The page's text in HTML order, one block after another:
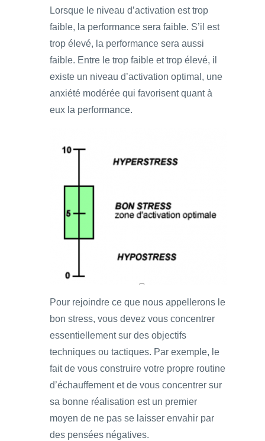
Lorsque le niveau d’activation est trop
faible, la performance sera faible. S’il est
trop élevé, la performance sera aussi
faible. Entre le trop faible et trop élevé, il
existe un niveau d’activation optimal, une
anxiété modérée qui favorisent quant à
eux la performance.
Pour rejoindre ce que nous appellerons le
bon stress, vous devez vous concentrer
essentiellement sur des objectifs
techniques ou tactiques. Par exemple, le
fait de vous construire votre propre routine
d’échauffement et de vous concentrer sur
sa bonne réalisation est un premier
moyen de ne pas se laisser envahir par
des pensées négatives.